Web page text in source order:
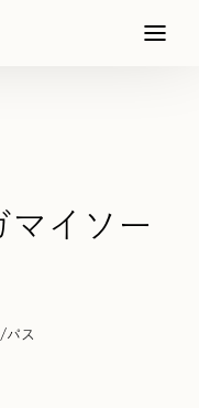
マイソー
パス